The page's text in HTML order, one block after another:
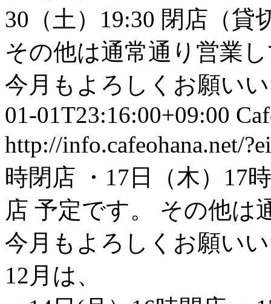
30（土）19:30 閉店（貸
その他は通常通り営業
今月もよろしくお願い
01-01T23:16:00+09:00
http://info.cafeohana.net/
時閉店 ・17日（木）17
店 予定です。 その他は
今月もよろしくお願い
12月は、